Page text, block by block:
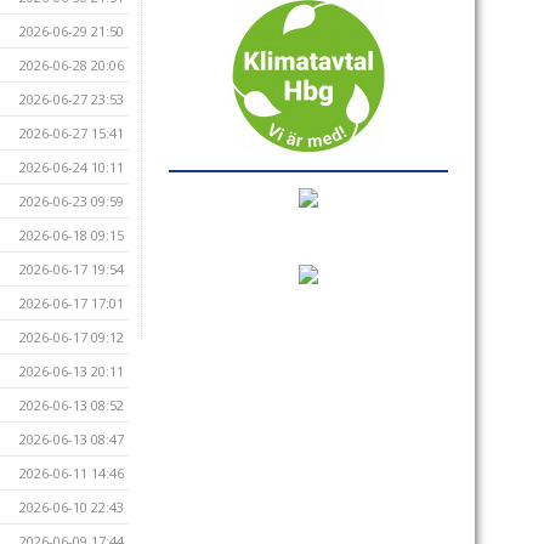
2026-06-29 21:50
2026-06-28 20:06
2026-06-27 23:53
2026-06-27 15:41
2026-06-24 10:11
2026-06-23 09:59
2026-06-18 09:15
2026-06-17 19:54
2026-06-17 17:01
2026-06-17 09:12
2026-06-13 20:11
2026-06-13 08:52
2026-06-13 08:47
2026-06-11 14:46
2026-06-10 22:43